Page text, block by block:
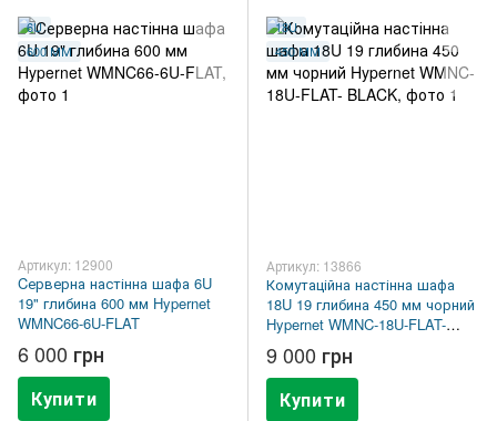
6U
600 ММ
Артикул: 12900
Cерверна настінна шафа 6U
19" глибина 600 мм Hypernet
WMNC66-6U-FLAT
6 000 грн
Купити
18U
450 ММ
Артикул: 13866
Комутаційна настінна шафа
18U 19 глибина 450 мм чорний
Hypernet WMNC-18U-FLAT-
BLACK
9 000 грн
Купити